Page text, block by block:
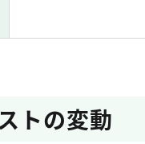
トの変動